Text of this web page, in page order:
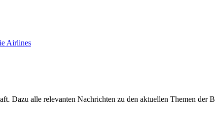
Airlines
Dazu alle relevanten Nachrichten zu den aktuellen Themen der